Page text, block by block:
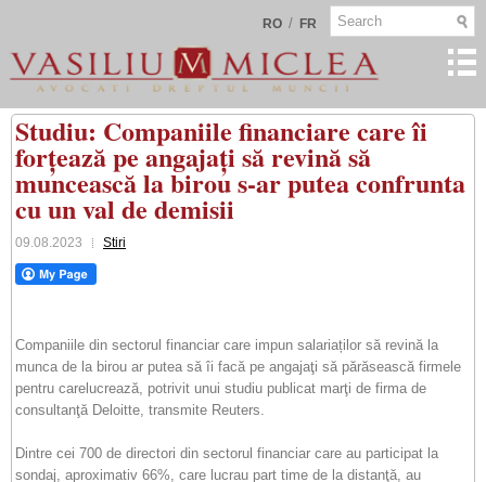
RO / FR
Studiu: Companiile financiare care îi
forțează pe angajați să revină să
muncească la birou s-ar putea confrunta
cu un val de demisii
09.08.2023 Stiri
Companiile din sectorul financiar care impun salariaților să revină la
munca de la birou ar putea să îi facă pe angajaţi să părăsească firmele
pentru carelucrează, potrivit unui studiu publicat marţi de firma de
consultanţă Deloitte, transmite Reuters.
Dintre cei 700 de directori din sectorul financiar care au participat la
sondaj, aproximativ 66%, care lucrau part time de la distanţă, au